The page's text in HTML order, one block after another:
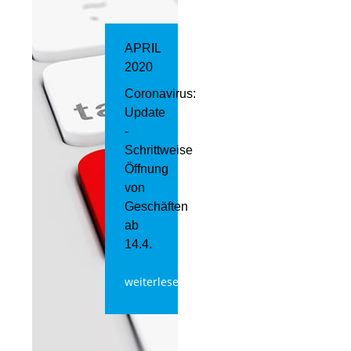
APRIL
2020
Coronavirus:
Update
-
Schrittweise
Öffnung
von
Geschäften
ab
14.4.
weiterlesen